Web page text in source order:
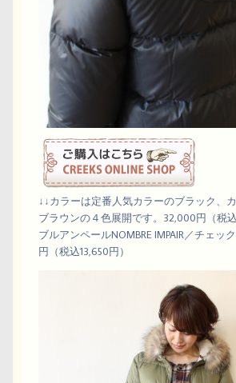
↓↓カラーは定番人気カラーのブラック、
ブラウンの４色展開です。32,000円（税
ブルアンペールNOMBRE IMPAIR／チェッ
円（税込13,650円）